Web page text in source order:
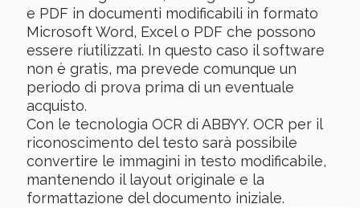
e PDF in documenti modificabili in formato
Microsoft Word, Excel o PDF che possono
essere riutilizzati. In questo caso il software
non è gratis, ma prevede comunque un
periodo di prova prima di un eventuale
acquisto.
Con le tecnologia OCR di ABBYY. OCR per il
riconoscimento del testo sarà possibile
convertire le immagini in testo modificabile,
mantenendo il layout originale e la
formattazione del documento iniziale.